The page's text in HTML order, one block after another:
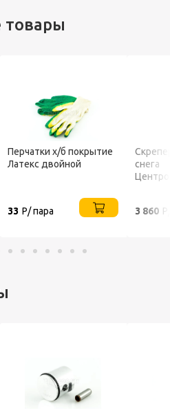
товары
Перчатки х/б покрытие
Латекс двойной
33 Р/ пара
снега
3 860